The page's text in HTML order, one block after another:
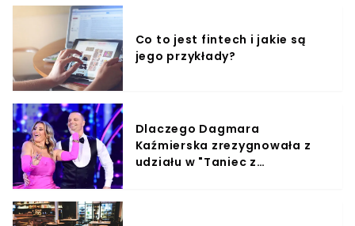
Co to jest fintech i jakie są
jego przykłady?
Dlaczego Dagmara
Kaźmierska zrezygnowała z
udziału w "Taniec z